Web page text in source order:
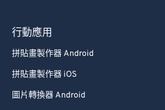
行動應用
拼貼畫製作器 Android
拼貼畫製作器 iOS
圖片轉換器 Android